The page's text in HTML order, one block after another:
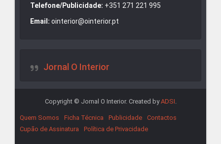
Telefone/Publicidade: +351 271 221 995
Email: ointerior@ointerior.pt
Jornal O Interior
Copyright © Jornal O Interior. Created byADSI
Quem Somos Ficha Técnica Publicidade
Contactos
Cupão de Assinatura
Política de Privacidade